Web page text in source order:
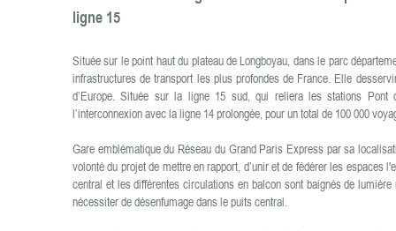
ligne 15
Située sur le point haut du plateau de Longboyau, dans le parc
infrastructures de transport les plus profondes de France. Elle
d’Europe. Située sur la ligne 15 sud, qui reliera les stations Pont
l’interconnexion avec la ligne 14 prolongée, pour un total de 100 000
Gare emblématique du Réseau du Grand Paris Express par sa
volonté du projet de mettre en rapport, d’unir et de fédérer les
central et les différentes circulations en balcon sont baignés de
nécessiter de désenfumage dans le puits central.